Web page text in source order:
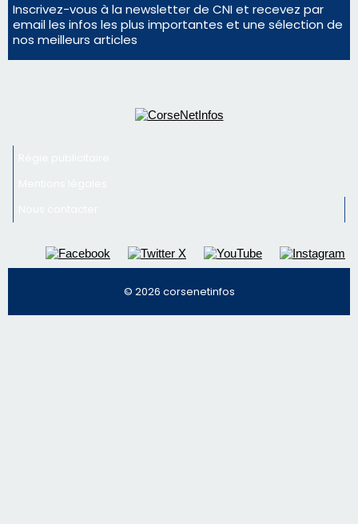
Inscrivez-vous à la newsletter de CNI et recevez par
email les infos les plus importantes et une sélection de
nos meilleurs articles
© 2026 corsenetinfos